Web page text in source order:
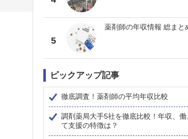
5
薬剤師の年収情報 総まと
ピックアップ記事
徹底調査！薬剤師の平均年収比較
調剤薬局大手5社を徹底比較！年収、
て支援の特徴は？